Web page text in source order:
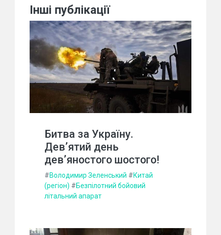
Інші публікації
Битва за Україну.
Дев’ятий день
дев’яностого шостого!
#Володимир Зеленський #Китай
(регіон) #Безпілотний бойовий
літальний апарат